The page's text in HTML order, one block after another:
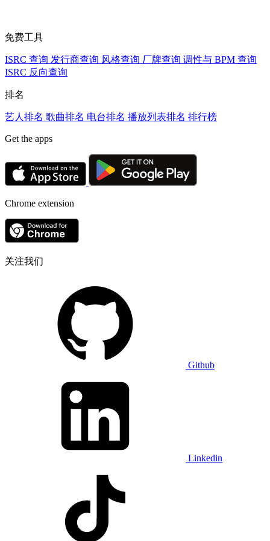
免费工具
ISRC 查询 发行商查询 风格查询 厂牌查询 调性与 BPM 查询
ISRC 反向查询
排名
艺人排名 歌曲排名 电台排名 播放列表排名 排行榜
Get the apps
Chrome extension
关注我们
Github
Linkedin